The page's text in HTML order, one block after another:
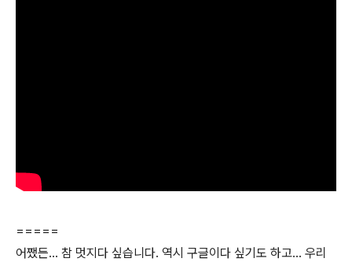
=====
어쨌든... 참 멋지다 싶습니다. 역시 구글이다 싶기도 하고... 우리